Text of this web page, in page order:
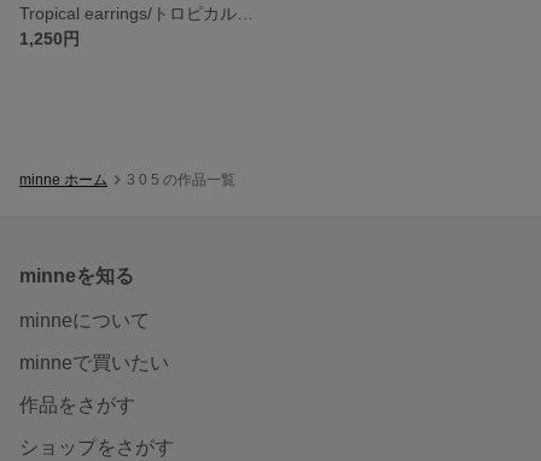
1,250円
minne ホーム 3 0 5 の作品一覧
minneを知る
minneについて
minneで買いたい
作品をさがす
ショップをさがす